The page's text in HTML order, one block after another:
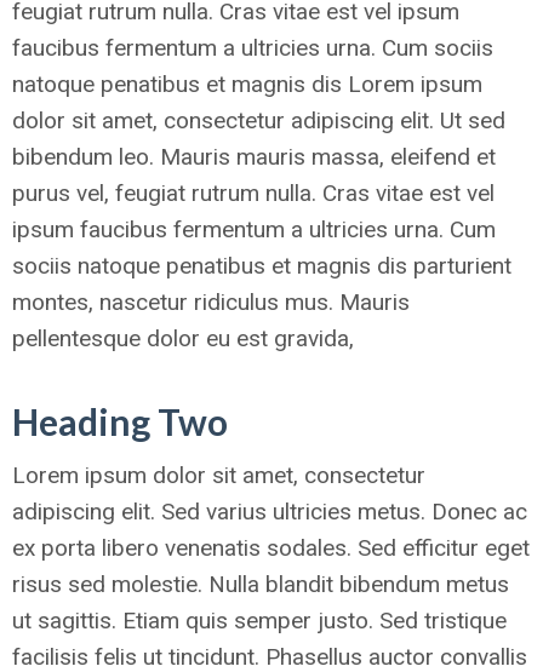
feugiat rutrum nulla. Cras vitae est vel ipsum
faucibus fermentum a ultricies urna. Cum sociis
natoque penatibus et magnis dis Lorem ipsum
dolor sit amet, consectetur adipiscing elit. Ut sed
bibendum leo. Mauris mauris massa, eleifend et
purus vel, feugiat rutrum nulla. Cras vitae est vel
ipsum faucibus fermentum a ultricies urna. Cum
sociis natoque penatibus et magnis dis parturient
montes, nascetur ridiculus mus. Mauris
pellentesque dolor eu est gravida,
Heading Two
Lorem ipsum dolor sit amet, consectetur
adipiscing elit. Sed varius ultricies metus. Donec ac
ex porta libero venenatis sodales. Sed efficitur eget
risus sed molestie. Nulla blandit bibendum metus
ut sagittis. Etiam quis semper justo. Sed tristique
facilisis felis ut tincidunt. Phasellus auctor convallis